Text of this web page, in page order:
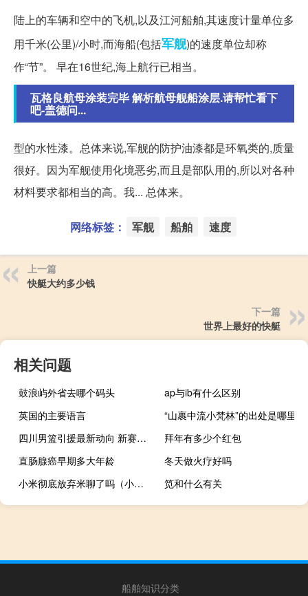
陆上的车辆和空中的飞机,以及江河船舶,其速度计量单位多
用千米(公里)/小时,而海船(包括军舰)的速度单位却称
作“节”。 早在16世纪,海上航行已相当。
瓦格良航母涂装完毕 解析航母舰船涂层.请帮忙看下
吧-盖德问...
型的水性漆。总体来说,军舰的防护油漆都是环氧类的,质量
很好。因为军舰使用化境恶劣,而且是部队用的,所以对各种
材料要求都相当的高。我... 总体来。
网络标签： 军舰 船舶 速度
上一篇
快艇大约多少钱
下一篇
世界上最好的快艇
相关问题
鼓浪屿外省去哪个码头
ap与ib有什么区别
英国的主要语言
“山裹中流小梵林”的出处是哪里
四川男篮引援最新动向 新赛季四川男篮外援
拜年有多少个红包
直肠腺癌早期多大年龄
冬天做火疗好吗
小米彻底放弃米聊了吗（小米米聊2月19日停止服务）
笕和什么有关
船舶知识分类